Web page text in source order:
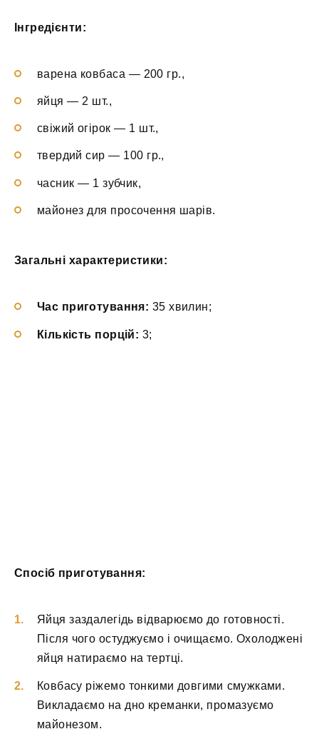
Інгредієнти:
варена ковбаса — 200 гр.,
яйця — 2 шт.,
свіжий огірок — 1 шт.,
твердий сир — 100 гр.,
часник — 1 зубчик,
майонез для просочення шарів.
Загальні характеристики:
Час приготування: 35 хвилин;
Кількість порцій: 3;
Спосіб приготування:
Яйця заздалегідь відварюємо до готовності.
Після чого остуджуємо і очищаємо. Охолоджені
яйця натираємо на тертці.
Ковбасу ріжемо тонкими довгими смужками.
Викладаємо на дно креманки, промазуємо
майонезом.